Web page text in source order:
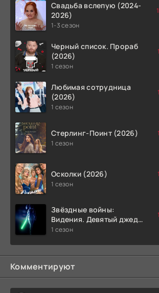
Свадьба вслепую (2024-
2026)
1-3 сезон
Черный список. Прораб
(2026)
1 сезон
Любимая сотрудница
(2026)
1 сезон
Стерлинг-Поинт (2026)
1 сезон
Осколки (2026)
1 сезон
Звёздные войны:
Видения. Девятый джедай
(2026)
1 сезон
Комментируют